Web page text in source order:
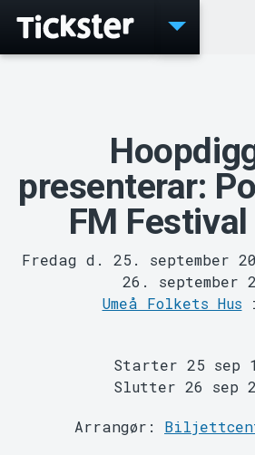
Support
presenterar:
FM
Fredag d. 25. september
26. september
Umeå Folkets Hus
Starter 25 sep
Slutter 26 sep
Arrangør: